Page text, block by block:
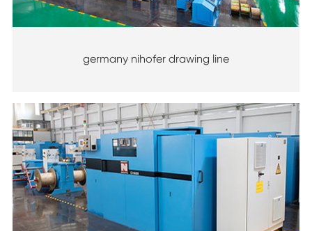
germany nihofer drawing line